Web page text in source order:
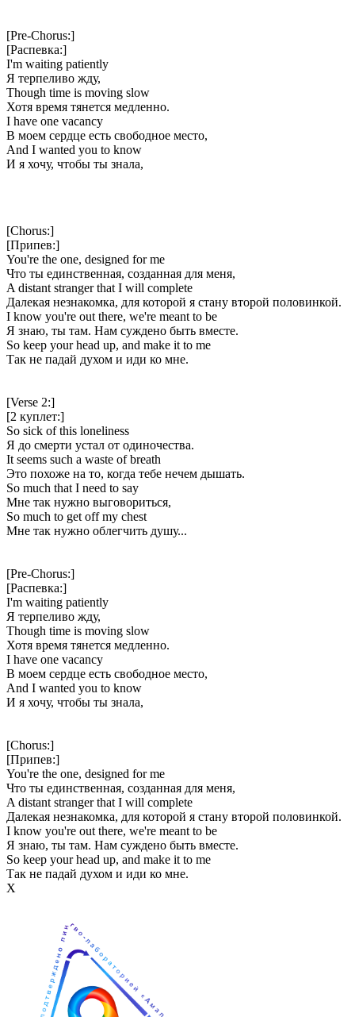
[Pre-Chorus:]
[Распевка:]
I'm waiting patiently
Я терпеливо жду,
Though time is moving slow
Хотя время тянется медленно.
I have one vacancy
В моем сердце есть свободное место,
And I wanted you to know
И я хочу, чтобы ты знала,
[Chorus:]
[Припев:]
You're the one, designed for me
Что ты единственная, созданная для меня,
A distant stranger that I will complete
Далекая незнакомка, для которой я стану второй половинкой.
I know you're out there, we're meant to be
Я знаю, ты там. Нам суждено быть вместе.
So keep your head up, and make it to me
Так не падай духом и иди ко мне.
[Verse 2:]
[2 куплет:]
So sick of this loneliness
Я до смерти устал от одиночества.
It seems such a waste of breath
Это похоже на то, когда тебе нечем дышать.
So much that I need to say
Мне так нужно выговориться,
So much to get off my chest
Мне так нужно облегчить душу...
[Pre-Chorus:]
[Распевка:]
I'm waiting patiently
Я терпеливо жду,
Though time is moving slow
Хотя время тянется медленно.
I have one vacancy
В моем сердце есть свободное место,
And I wanted you to know
И я хочу, чтобы ты знала,
[Chorus:]
[Припев:]
You're the one, designed for me
Что ты единственная, созданная для меня,
A distant stranger that I will complete
Далекая незнакомка, для которой я стану второй половинкой.
I know you're out there, we're meant to be
Я знаю, ты там. Нам суждено быть вместе.
So keep your head up, and make it to me
Так не падай духом и иди ко мне.
Х